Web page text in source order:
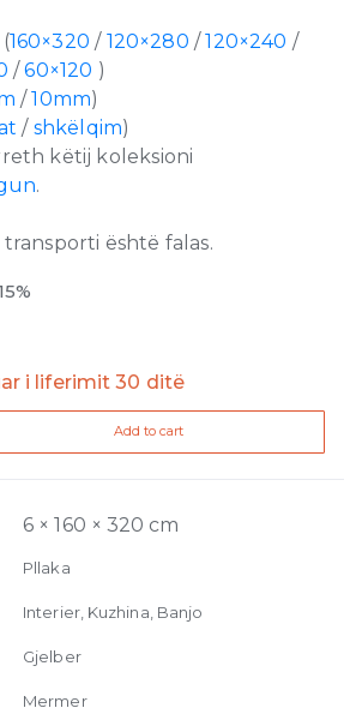
(160×320 / 120×280 /120×240 /
/60×120 )
/10mm)
/ shkëlqim)
këtij koleksioni
.
është falas.
i liferimit 30 ditë
Add to cart
6 × 160 × 320 cm
Pllaka
Interier, Kuzhina, Banjo
Gjelber
Mermer